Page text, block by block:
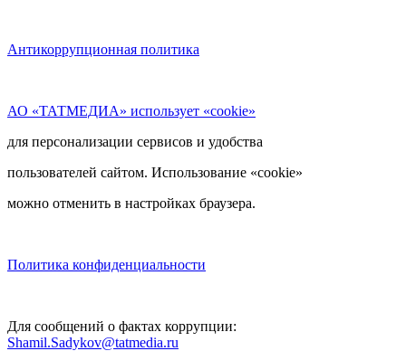
Антикоррупционная политика
АО «ТАТМЕДИА» использует «cookie»
для персонализации сервисов и удобства
пользователей сайтом. Использование «cookie»
можно отменить в настройках браузера.
Политика конфиденциальности
Для сообщений о фактах коррупции:
Shamil.Sadykov@tatmedia.ru